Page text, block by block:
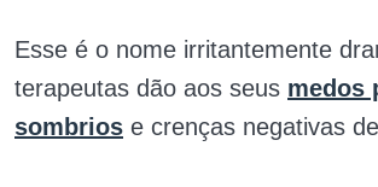
Esse é o nome irritantemente
terapeutas dão aos seus medos
sombrios e crenças negativas